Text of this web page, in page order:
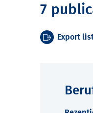
7
Export